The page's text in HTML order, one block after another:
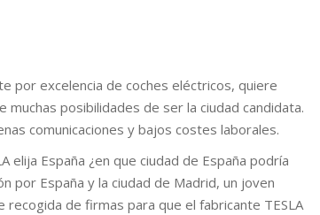
por excelencia de coches eléctricos, quiere
muchas posibilidades de ser la ciudad candidata.
comunicaciones y bajos costes laborales.
elija España ¿en que ciudad de España podría
por España y la ciudad de Madrid, un joven
recogida de firmas para que el fabricante TESLA